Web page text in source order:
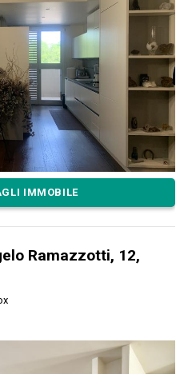
IMMOBILE
Ramazzotti, 12,